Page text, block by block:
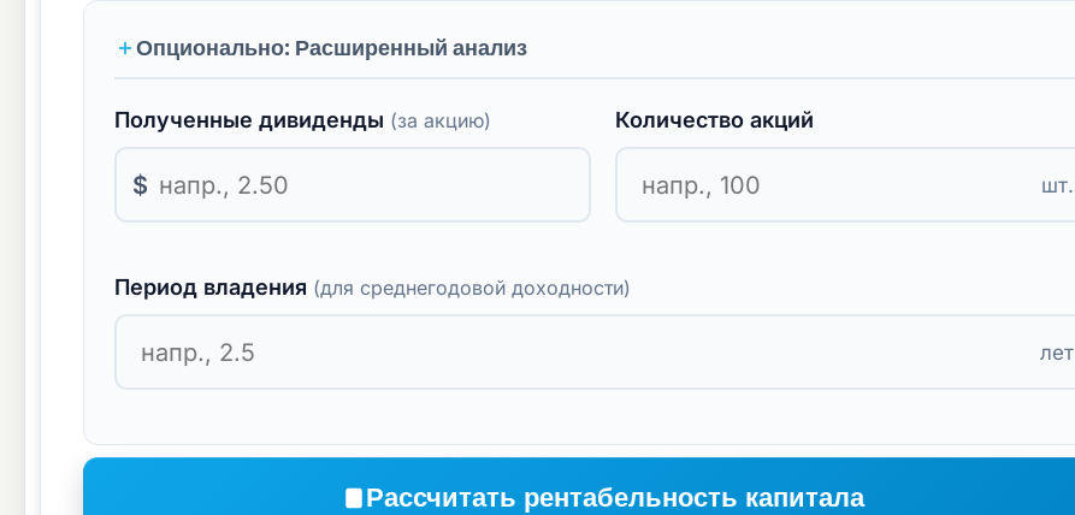
Опционально: Расширенный анализ
Полученные дивиденды (за акцию)
$
Количество акций
шт.
Период владения (для среднегодовой доходности)
лет
Рассчитать рентабельность капитала